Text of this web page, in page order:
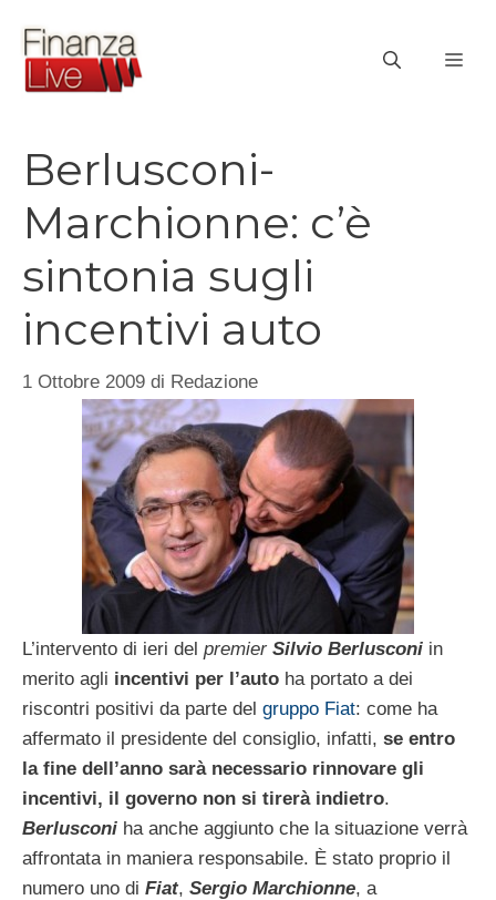
contenuto
Berlusconi-
Marchionne: c’è
sintonia sugli
incentivi auto
1 Ottobre 2009 di Redazione
L’intervento di ieri del premier Silvio Berlusconi in
merito agli incentivi per l’auto ha portato a dei
riscontri positivi da parte del gruppo Fiat: come ha
affermato il presidente del consiglio, infatti, se entro
la fine dell’anno sarà necessario rinnovare gli
incentivi, il governo non si tirerà indietro.
Berlusconi ha anche aggiunto che la situazione verrà
affrontata in maniera responsabile. È stato proprio il
numero uno di Fiat, Sergio Marchionne, a